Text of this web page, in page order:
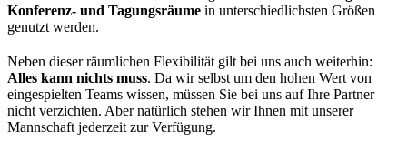
Konferenz- und Tagungsräume in unterschiedlichsten Größen
genutzt werden.
Neben dieser räumlichen Flexibilität gilt bei uns auch weiterhin:
Alles kann nichts muss. Da wir selbst um den hohen Wert von
eingespielten Teams wissen, müssen Sie bei uns auf Ihre Partner
nicht verzichten. Aber natürlich stehen wir Ihnen mit unserer
Mannschaft jederzeit zur Verfügung.